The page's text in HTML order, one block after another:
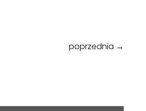
poprzednia →